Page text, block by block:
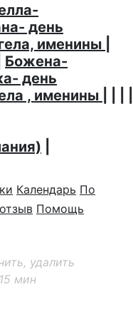
день
именины
Божена-
день
, именины
Календарь По
Помощь
удалить
мин